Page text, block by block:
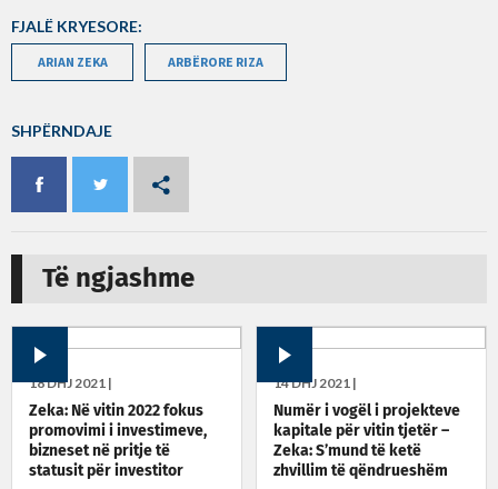
FJALË KRYESORE:
ARIAN ZEKA ARBËRORE RIZA
SHPËRNDAJE
Të ngjashme
18 DHJ 2021 |
Zeka: Në vitin 2022 fokus
promovimi i investimeve,
bizneset në pritje të
statusit për investitor
14 DHJ 2021 |
Numër i vogël i projekteve
kapitale për vitin tjetër –
Zeka: S’mund të ketë
zhvillim të qëndrueshëm